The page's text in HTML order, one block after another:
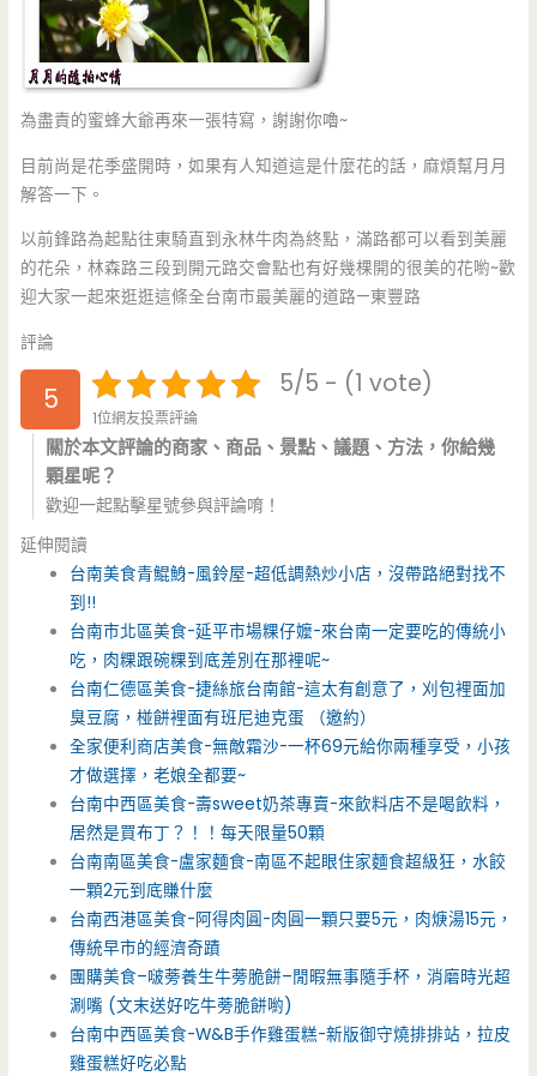
為盡責的蜜蜂大爺再來一張特寫，謝謝你嚕~
目前尚是花季盛開時，如果有人知道這是什麼花的話，麻煩幫月月
解答一下。
以前鋒路為起點往東騎直到永林牛肉為終點，滿路都可以看到美麗
的花朵，林森路三段到開元路交會點也有好幾棵開的很美的花喲~歡
迎大家一起來逛逛這條全台南市最美麗的道路—東豐路
評論
5 5/5 - (1 vote)
1位網友投票評論
關於本文評論的商家、商品、景點、議題、方法，你給幾
顆星呢？
歡迎一起點擊星號參與評論唷！
延伸閱讀
台南美食青鯤鯓-風鈴屋-超低調熱炒小店，沒帶路絕對找不
到!!
台南市北區美食-延平市場粿仔嬤-來台南一定要吃的傳統小
吃，肉粿跟碗粿到底差別在那裡呢~
台南仁德區美食-捷絲旅台南館-這太有創意了，刈包裡面加
臭豆腐，椪餅裡面有班尼迪克蛋 （邀約）
全家便利商店美食-無敵霜沙-一杯69元給你兩種享受，小孩
才做選擇，老娘全都要~
台南中西區美食-壽sweet奶茶專賣-來飲料店不是喝飲料，
居然是買布丁？！！每天限量50顆
台南南區美食-盧家麵食-南區不起眼住家麵食超級狂，水餃
一顆2元到底賺什麼
台南西港區美食-阿得肉圓-肉圓一顆只要5元，肉焿湯15元，
傳統早市的經濟奇蹟
團購美食–啵蒡養生牛蒡脆餅–閒暇無事隨手杯，消磨時光超
涮嘴 (文末送好吃牛蒡脆餅喲)
台南中西區美食-W&B手作雞蛋糕-新版御守燒排排站，拉皮
雞蛋糕好吃必點